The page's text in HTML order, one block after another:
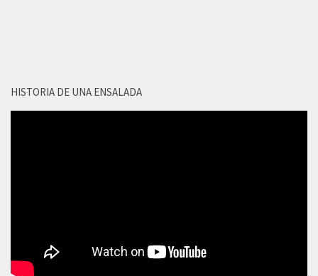
HISTORIA DE UNA ENSALADA